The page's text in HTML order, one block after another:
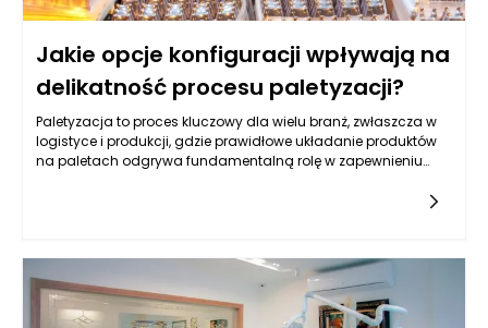
Jakie opcje konfiguracji wpływają na
delikatność procesu paletyzacji?
Paletyzacja to proces kluczowy dla wielu branż, zwłaszcza w
logistyce i produkcji, gdzie prawidłowe układanie produktów
na paletach odgrywa fundamentalną rolę w zapewnieniu
paletyzacji delikatność procesu odnosi się do sposobu, w jaki
konfiguracji, które mogą znacząco wpływać na tę
delikatność, a ich odpowiedni dobór jest kluczowy w celu
zminimalizowania uszkodzeń produktów, zapewnienia ich
stabilności oraz zwiększenia ogólnej efektywności operacji.